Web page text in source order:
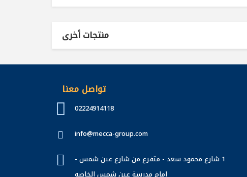
منتجات أخرى
تواصل معنا
02224914118
info@mecca-group.com
1 شارع محمود سعد - متفرع من شارع عين شمس -
امام مدرسة عين شمس الخاصه